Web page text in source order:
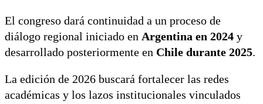
El congreso dará continuidad a un proceso de
diálogo regional iniciado en Argentina en 2024 y
desarrollado posteriormente en Chile durante 2025.
La edición de 2026 buscará fortalecer las redes
académicas y los lazos institucionales vinculados